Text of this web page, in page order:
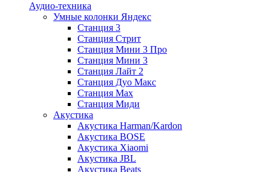
Аудио-техника
Умные колонки Яндекс
Станция 3
Станция Стрит
Станция Мини 3 Про
Станция Мини 3
Станция Лайт 2
Станция Дуо Макс
Станция Max
Станция Миди
Акустика
Акустика Harman/Kardon
Акустика BOSE
Акустика Xiaomi
Акустика JBL
Акустика Beats